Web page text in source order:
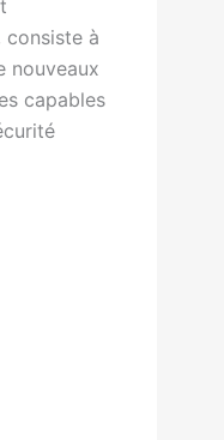
consiste à
nouveaux
capables